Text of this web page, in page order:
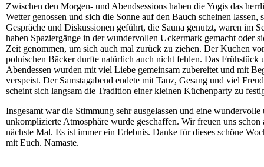
Zwischen den Morgen- und Abendsessions haben die Yogis das
Wetter genossen und sich die Sonne auf den Bauch scheinen lassen,
Gespräche und Diskussionen geführt, die Sauna genutzt, waren im
haben Spaziergänge in der wundervollen Uckermark gemacht oder
Zeit genommen, um sich auch mal zurück zu ziehen. Der Kuchen
polnischen Bäcker durfte natürlich auch nicht fehlen. Das Frühstück
Abendessen wurden mit viel Liebe gemeinsam zubereitet und mit
verspeist. Der Samstagabend endete mit Tanz, Gesang und viel
scheint sich langsam die Tradition einer kleinen Küchenparty zu
Insgesamt war die Stimmung sehr ausgelassen und eine wundervolle
unkomplizierte Atmosphäre wurde geschaffen. Wir freuen uns schon
nächste Mal. Es ist immer ein Erlebnis. Danke für dieses schöne
mit Euch. Namaste.